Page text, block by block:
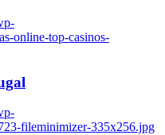
online-top-casinos-
fileminimizer-335x256.jpg